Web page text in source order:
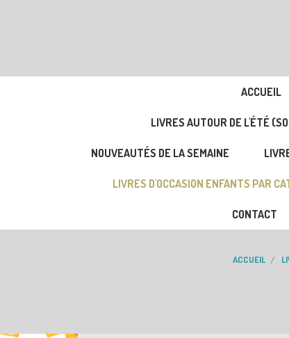
ACCUEIL
LIVRES AUTOUR DE L'ÉTÉ
NOUVEAUTÉS DE LA SEMAINE
LIVRES D'OCCASION ENFANTS PAR
CONTACT
ACCUEIL